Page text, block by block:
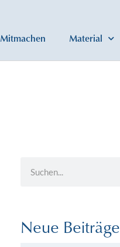
Mitmachen Material
Neue Beiträge